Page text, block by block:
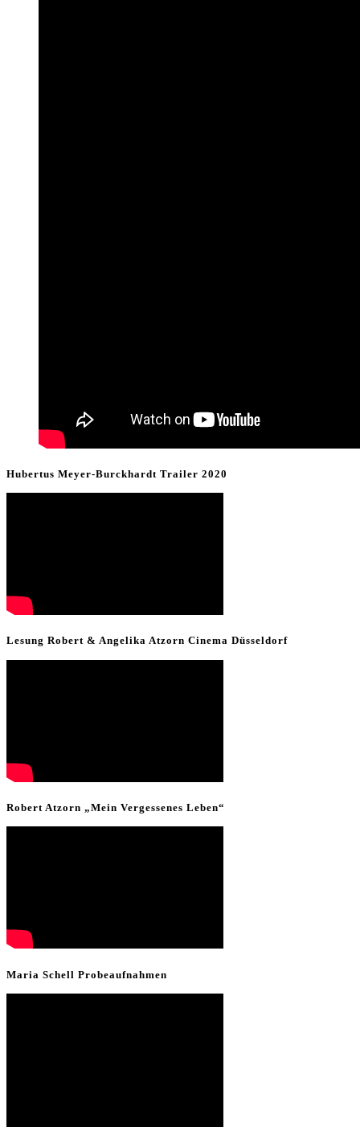
Hubertus Meyer-Burckhardt Trailer 2020
Lesung Robert & Angelika Atzorn Cinema Düsseldorf
Robert Atzorn „Mein Vergessenes Leben“
Maria Schell Probeaufnahmen